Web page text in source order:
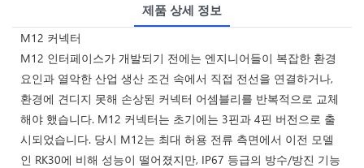
제품 상세 정보
M12 커넥터
M12 인터페이스가 개발되기 전에는 엔지니어들이 복잡한 환경
요인과 열악한 산업 생산 조건 속에서 직접 전선을 연결하거나,
환경에 견디지 못해 손상된 커넥터 어셈블리를 반복적으로 교체
해야 했습니다. M12 커넥터는 초기에는 3핀과 4핀 버전으로 출
시되었습니다. 당시 M12는 최대 허용 전류 측면에서 이전 모델
인 RK30에 비해 성능이 떨어졌지만, IP67 등급의 방수/방진 기능